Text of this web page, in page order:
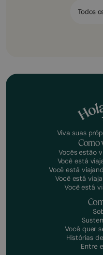
Todos
Viva suas
Como
Vocês estão
Você está
Você está
Você está
Você está
Você quer
Histórias
Entre